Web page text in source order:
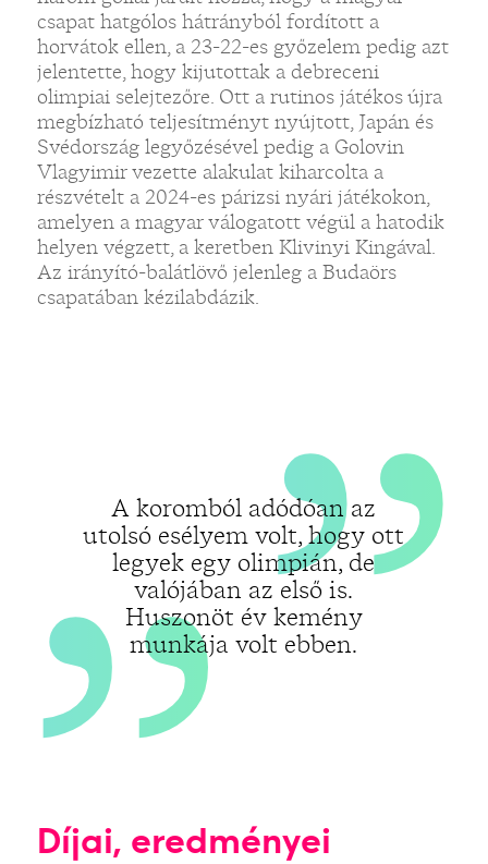
csapat hatgólos hátrányból fordított a
horvátok ellen, a 23-22-es győzelem pedig azt
jelentette, hogy kijutottak a debreceni
olimpiai selejtezőre. Ott a rutinos játékos újra
megbízható teljesítményt nyújtott, Japán és
Svédország legyőzésével pedig a Golovin
Vlagyimir vezette alakulat kiharcolta a
részvételt a 2024-es párizsi nyári játékokon,
amelyen a magyar válogatott végül a hatodik
helyen végzett, a keretben Klivinyi Kingával.
Az irányító-balátlövő jelenleg a Budaörs
csapatában kézilabdázik.
A koromból adódóan az
utolsó esélyem volt, hogy ott
legyek egy olimpián, de
valójában az első is.
Huszonöt év kemény
munkája volt ebben.
„„
Díjai, eredményei